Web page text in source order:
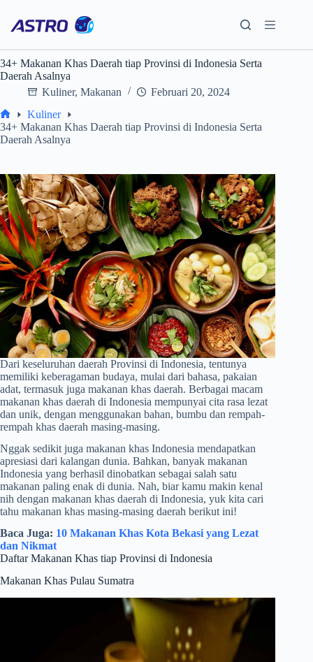
content
34+ Makanan Khas Daerah tiap Provinsi di Indonesia Serta
Daerah Asalnya
Kuliner, Makanan Februari 20, 2024
Home
Kuliner
34+ Makanan Khas Daerah tiap Provinsi di Indonesia Serta
Daerah Asalnya
Dari keseluruhan daerah Provinsi di Indonesia, tentunya
memiliki keberagaman budaya, mulai dari bahasa, pakaian
adat, termasuk juga makanan khas daerah. Berbagai macam
makanan khas daerah di Indonesia mempunyai cita rasa lezat
dan unik, dengan menggunakan bahan, bumbu dan rempah-
rempah khas daerah masing-masing.
Nggak sedikit juga makanan khas Indonesia mendapatkan
apresiasi dari kalangan dunia. Bahkan, banyak makanan
Indonesia yang berhasil dinobatkan sebagai salah satu
makanan paling enak di dunia. Nah, biar kamu makin kenal
nih dengan makanan khas daerah di Indonesia, yuk kita cari
tahu makanan khas masing-masing daerah berikut ini!
Baca Juga: 10 Makanan Khas Kota Bekasi yang Lezat
dan Nikmat
Daftar Makanan Khas tiap Provinsi di Indonesia
Makanan Khas Pulau Sumatra